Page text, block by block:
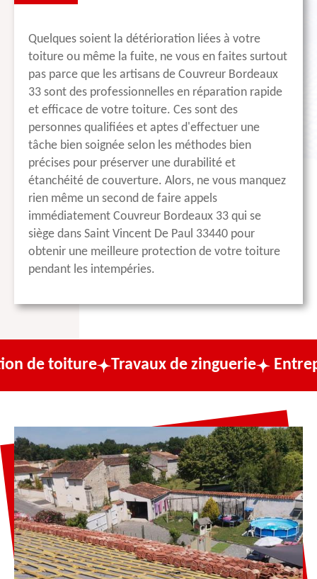
Quelques soient la détérioration liées à votre
toiture ou même la fuite, ne vous en faites surtout
pas parce que les artisans de Couvreur Bordeaux
33 sont des professionnelles en réparation rapide
et efficace de votre toiture. Ces sont des
personnes qualifiées et aptes d'effectuer une
tâche bien soignée selon les méthodes bien
précises pour préserver une durabilité et
étanchéité de couverture. Alors, ne vous manquez
rien même un second de faire appels
immédiatement Couvreur Bordeaux 33 qui se
siège dans Saint Vincent De Paul 33440 pour
obtenir une meilleure protection de votre toiture
pendant les intempéries.
Travaux de zinguerie Entreprise de